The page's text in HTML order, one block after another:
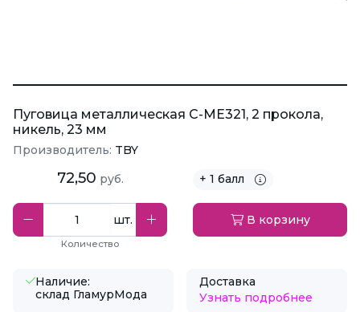
Пуговица металлическая C-ME321, 2 прокола,
никель, 23 мм
Производитель: TBY
72,50 руб. + 1 балл
шт.
Количество
В корзину
Наличие:
склад ГламурМода
Доставка
Узнать подробнее